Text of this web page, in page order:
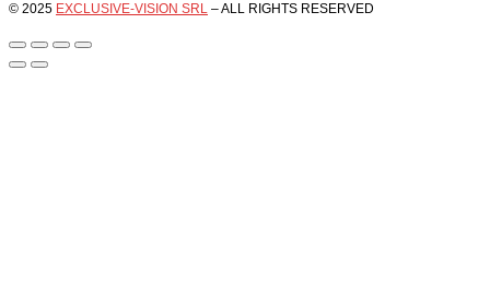
© 2025 EXCLUSIVE-VISION SRL – ALL RIGHTS RESERVED